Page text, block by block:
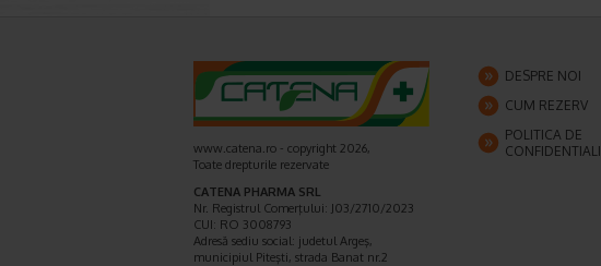
www.catena.ro - copyright 2026,
Toate drepturile rezervate
CATENA PHARMA SRL
Nr. Registrul Comerţului: J03/2710/2023
CUI: RO 3008793
Adresă sediu social: judetul Argeş,
municipiul Piteşti, strada Banat nr.2
DESPRE NOI
CUM REZERV
POLITICA DE